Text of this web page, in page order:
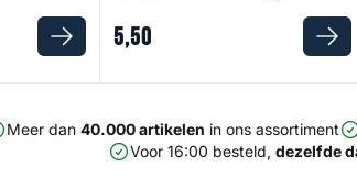
5,50
Meer dan 40.000 artikelen in ons assortiment
Voor 16:00 besteld,dezelfde